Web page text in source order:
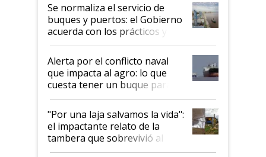
Se normaliza el servicio de
buques y puertos: el Gobierno
acuerda con los prácticos y
suspende el decreto de
desregulación
Alerta por el conflicto naval
que impacta al agro: lo que
cuesta tener un buque parado
y el peligro de que Argentina
pase a ser "país sucio"
"Por una laja salvamos la vida":
el impactante relato de la
tambera que sobrevivió al
tornado